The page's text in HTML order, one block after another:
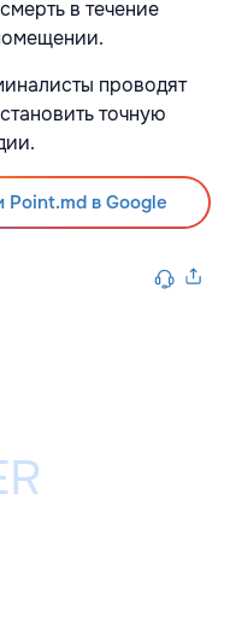
в течение
проводят
точную
Point.md в Google